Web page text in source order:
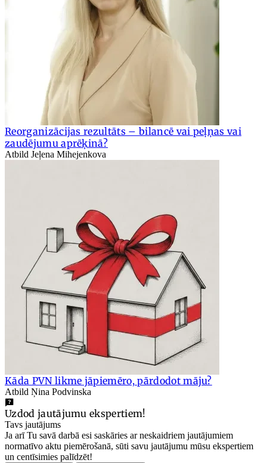
Reorganizācijas rezultāts – bilancē vai peļņas vai
zaudējumu aprēķinā?
Atbild Jeļena Mihejenkova
Kāda PVN likme jāpiemēro, pārdodot māju?
Atbild Ņina Podvinska
Uzdod jautājumu ekspertiem!
Tavs jautājums
Ja arī Tu savā darbā esi saskāries ar neskaidriem jautājumiem
normatīvo aktu piemērošanā, sūti savu jautājumu mūsu ekspertiem
un centīsimies palīdzēt!